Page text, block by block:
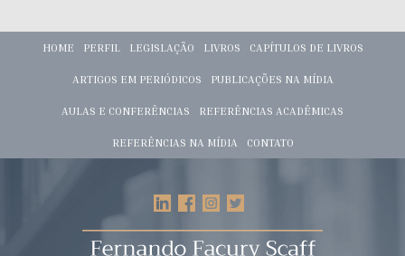
HOME PERFIL LEGISLAÇÃO LIVROS CAPÍTULOS DE LIVROS
ARTIGOS EM PERIÓDICOS PUBLICAÇÕES NA MÍDIA
AULAS E CONFERÊNCIAS REFERÊNCIAS ACADÊMICAS
REFERÊNCIAS NA MÍDIA CONTATO